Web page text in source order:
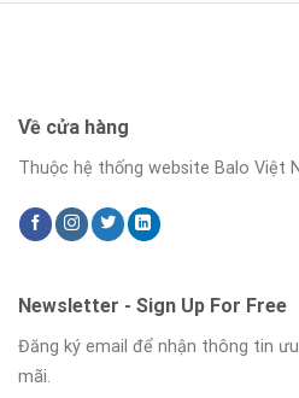
Về cửa hàng
Thuộc hệ thống website Balo Việt
Newsletter - Sign Up For Free
Đăng ký email để nhận thông tin
mãi.